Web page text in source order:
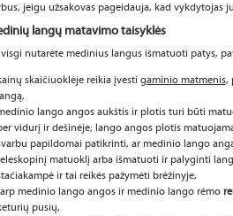
jeigu užsakovas pageidauja, kad vykdytojas
langų matavimo taisyklės
nutarėte medinius langus išmatuoti patys,
skaičiuoklėje reikia įvesti gaminio matmenis,
lango angos aukštis ir plotis turi būti
vidurį ir dešinėje; lango angos plotis
papildomai patikrinti, ar medinio lango
matuoklį arba išmatuoti ir palyginti
ir tai reikės pažymėti brėžinyje,
medinio lango angos ir medinio lango rėmo
pusių,